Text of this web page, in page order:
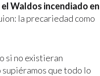
Waldos incendiado en
la precariedad como
si no existieran
supiéramos que todo lo